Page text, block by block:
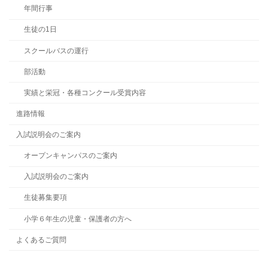
年間行事
生徒の1日
スクールバスの運行
部活動
実績と栄冠・各種コンクール受賞内容
進路情報
入試説明会のご案内
オープンキャンパスのご案内
入試説明会のご案内
生徒募集要項
小学６年生の児童・保護者の方へ
よくあるご質問